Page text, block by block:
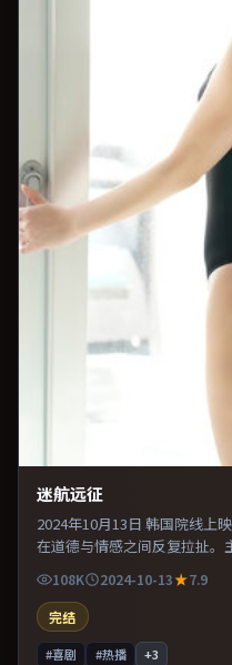
迷航远征
2024年10月13日 韩国院线上
在道德与情感之间反复拉扯。
戏张力贯穿全片。推荐给偏爱
108K 2024-10-13
7.9
完结
#喜剧 #热播 +3